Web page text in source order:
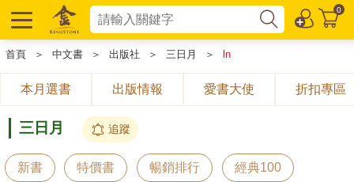
0
首頁 ＞ 中文書 ＞ 出版社 ＞ 三日月 ＞ ln
本月選書 出版情報 愛書大使 折扣專區
三日月 追蹤
新書 特價書 暢銷排行 經典100